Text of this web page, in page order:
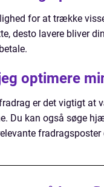
for at trække
desto lavere bliver
optimere
er det vigtigt at
Du kan også søge